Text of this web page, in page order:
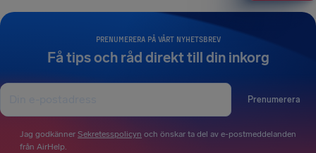
PRENUMERERA PÅ VÅRT NYHETSBREV
Få tips och råd direkt till din inkorg
Prenumerera
Jag godkänner Sekretesspolicyn och önskar ta del av e-postmeddelanden
från AirHelp.